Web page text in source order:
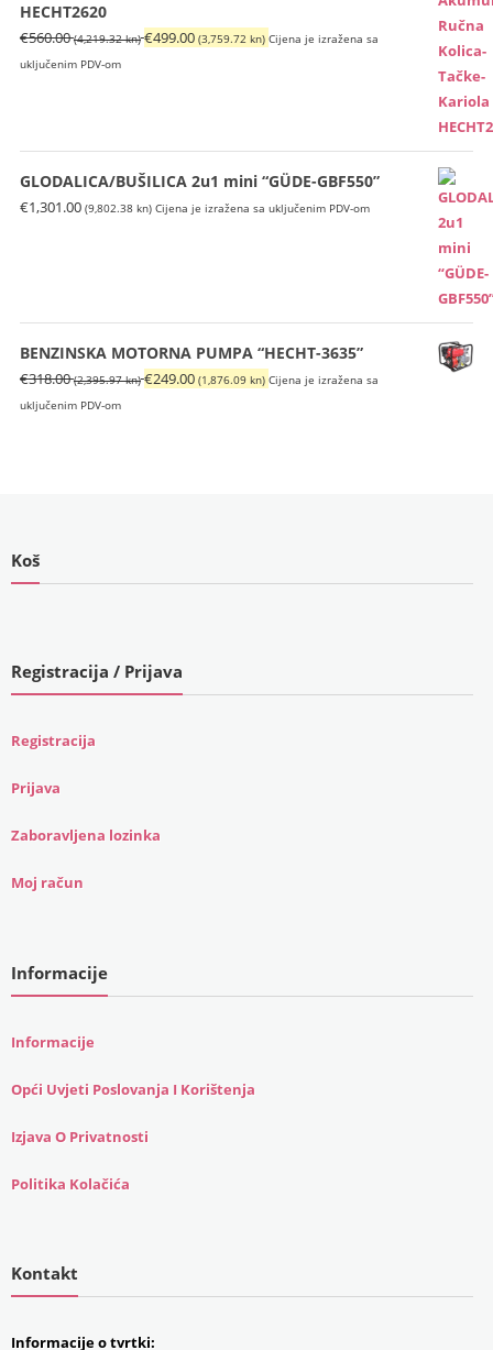
HECHT2620
€560.00 (4,219.32 kn)Izvorna
kn).
€499.00 (3,759.72 kn) Trenutna
Cijena je izražena sa
uključenim PDV-om
GLODALICA/BUŠILICA 2u1 mini “GÜDE-GBF550”
€1,301.00 (9,802.38 kn) Cijena je izražena sa uključenim PDV-om
BENZINSKA MOTORNA PUMPA “HECHT-3635”
€318.00 (2,395.97 kn)Izvorna
€249.00 (1,876.09 kn) Trenutna
Cijena je izražena sa
uključenim PDV-om
Koš
Registracija / Prijava
Registracija
Prijava
Zaboravljena lozinka
Moj račun
Informacije
Informacije
Opći Uvjeti Poslovanja I Korištenja
Izjava O Privatnosti
Politika Kolačića
Kontakt
Informacije o tvrtki: